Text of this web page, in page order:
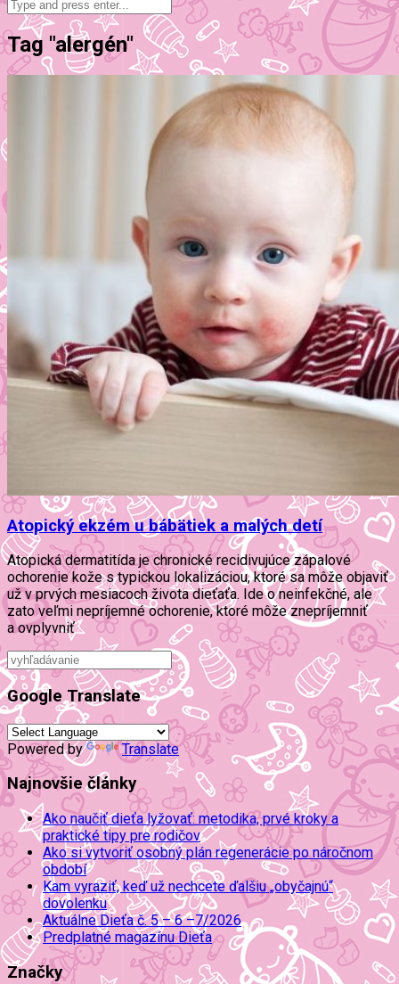
Tag "alergén"
Atopický ekzém u bábätiek a malých detí
Atopická dermatitída je chronické recidivujúce zápalové
ochorenie kože s typickou lokalizáciou, ktoré sa môže objaviť
už v prvých mesiacoch života dieťaťa. Ide o neinfekčné, ale
zato veľmi nepríjemné ochorenie, ktoré môže znepríjemniť
a ovplyvniť
Google Translate
Powered by Translate
Najnovšie články
Ako naučiť dieťa lyžovať: metodika, prvé kroky a
praktické tipy pre rodičov
Ako si vytvoriť osobný plán regenerácie po náročnom
období
Kam vyraziť, keď už nechcete ďalšiu „obyčajnú“
dovolenku
Aktuálne Dieťa č. 5 – 6 –7/2026
Predplatné magazínu Dieťa
Značky